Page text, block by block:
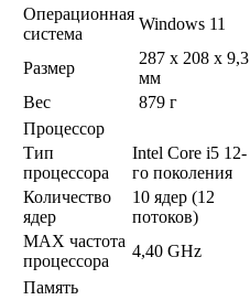
Операционная
система
Windows 11
Размер
287 x 208 x 9,3
мм
Вес
879 г
Процессор
Тип
процессора
Intel Core i5 12-
го поколения
Количество
ядер
10 ядер (12
потоков)
MAX частота
процессора
4,40 GHz
Память